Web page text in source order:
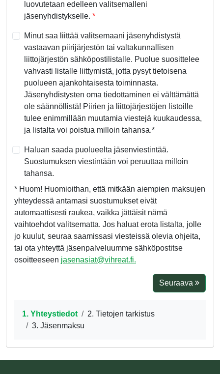
luovutetaan edelleen valitsemalleni
jäsenyhdistykselle.
Minut saa liittää valitsemaani jäsenyhdistystä
vastaavan piirijärjestön tai valtakunnallisen
liittojärjestön sähköpostilistalle. Puolue suosittelee
vahvasti listalle liittymistä, jotta pysyt tietoisena
puolueen ajankohtaisesta toiminnasta.
Jäsenyhdistysten oma tiedottaminen ei välttämättä
ole säännöllistä! Piirien ja liittojärjestöjen listoille
tulee enimmillään muutamia viestejä kuukaudessa,
ja listalta voi poistua milloin tahansa.*
Haluan saada puolueelta jäsenviestintää.
Suostumuksen viestintään voi peruuttaa milloin
tahansa.
* Huom! Huomioithan, että mitkään aiempien maksujen
yhteydessä antamasi suostumukset eivät
automaattisesti raukea, vaikka jättäisit nämä
vaihtoehdot valitsematta. Jos haluat erota listalta, jolle
jo kuulut, seuraa saamissasi viesteissä olevia ohjeita,
tai ota yhteyttä jäsenpalveluumme sähköpostitse
osoitteeseen jasenasiat@vihreat.fi.
Seuraava
1. Yhteystiedot
2. Tietojen tarkistus
3. Jäsenmaksu